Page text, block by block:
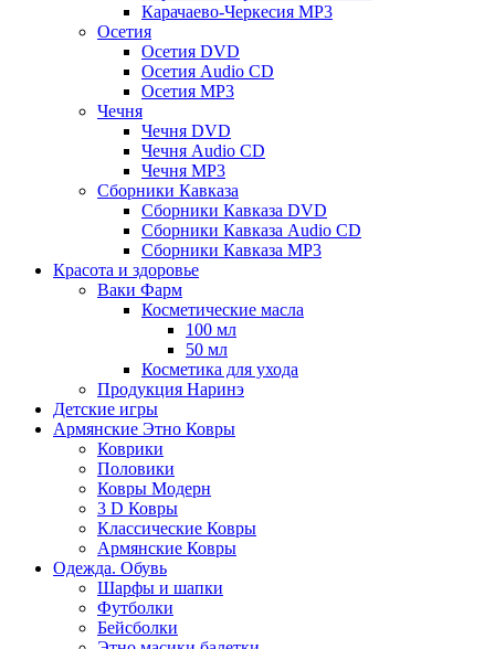
Карачаево-Черкесия MP3
Осетия
Осетия DVD
Осетия Audio CD
Осетия MP3
Чечня
Чечня DVD
Чечня Audio CD
Чечня MP3
Сборники Кавказа
Сборники Кавказа DVD
Сборники Кавказа Audio CD
Сборники Кавказа MP3
Красота и здоровье
Ваки Фарм
Косметические масла
100 мл
50 мл
Косметика для ухода
Продукция Наринэ
Детские игры
Армянские Этно Ковры
Коврики
Половики
Ковры Модерн
3 D Ковры
Классические Ковры
Армянские Ковры
Одежда. Обувь
Шарфы и шапки
Футболки
Бейсболки